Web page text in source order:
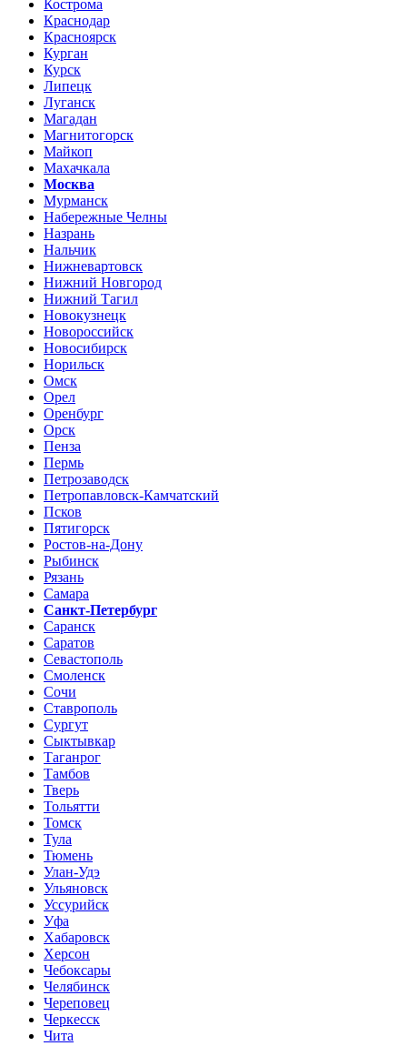
Кострома
Краснодар
Красноярск
Курган
Курск
Липецк
Луганск
Магадан
Магнитогорск
Майкоп
Махачкала
Москва
Мурманск
Набережные Челны
Назрань
Нальчик
Нижневартовск
Нижний Новгород
Нижний Тагил
Новокузнецк
Новороссийск
Новосибирск
Норильск
Омск
Орел
Оренбург
Орск
Пенза
Пермь
Петрозаводск
Петропавловск-Камчатский
Псков
Пятигорск
Ростов-на-Дону
Рыбинск
Рязань
Самара
Санкт-Петербург
Саранск
Саратов
Севастополь
Смоленск
Сочи
Ставрополь
Сургут
Сыктывкар
Таганрог
Тамбов
Тверь
Тольятти
Томск
Тула
Тюмень
Улан-Удэ
Ульяновск
Уссурийск
Уфа
Хабаровск
Херсон
Чебоксары
Челябинск
Череповец
Черкесск
Чита